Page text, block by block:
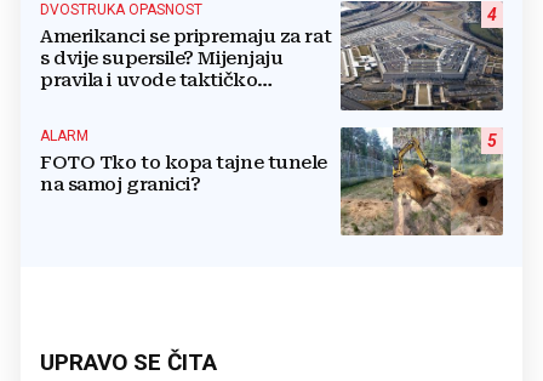
4
DVOSTRUKA OPASNOST
Amerikanci se pripremaju za rat
s dvije supersile? Mijenjaju
pravila i uvode taktičko
5
ALARM
FOTO Tko to kopa tajne tunele
na samoj granici?
UPRAVO SE ČITA